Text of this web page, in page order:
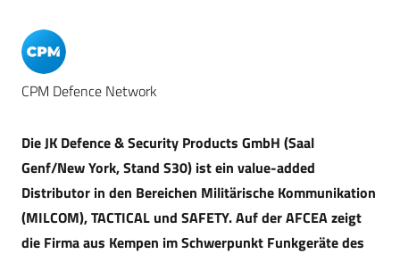
CPM Defence Network
Die JK Defence & Security Products GmbH (Saal
Genf/New York, Stand S30) ist ein value-added
Distributor in den Bereichen Militärische Kommunikation
(MILCOM), TACTICAL und SAFETY. Auf der AFCEA zeigt
die Firma aus Kempen im Schwerpunkt Funkgeräte des